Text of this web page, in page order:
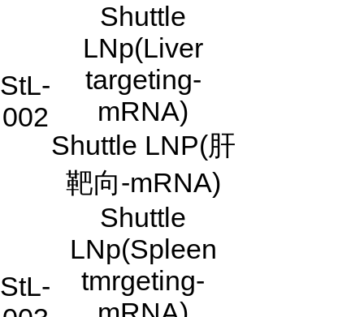
StL-
002
Shuttle
LNp(Liver
targeting-
mRNA)
Shuttle LNP(肝
靶向-mRNA)
StL-
Shuttle
LNp(Spleen
tmrgeting-